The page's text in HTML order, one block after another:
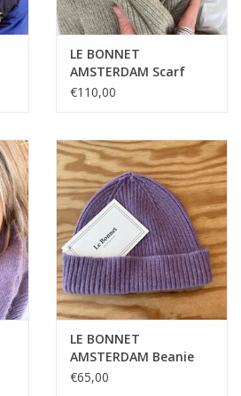
LE BONNET
AMSTERDAM Scarf
Clay
€110,00
LE BONNET
AMSTERDAM Beanie
Lavender
€65,00